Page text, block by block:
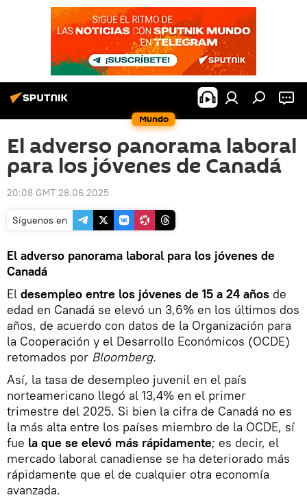
Mundo
El adverso panorama laboral
para los jóvenes de Canadá
20:08 GMT 28.06.2025
Síguenos en
El adverso panorama laboral para los jóvenes de
Canadá
El desempleo entre los jóvenes de 15 a 24 años de
edad en Canadá se elevó un 3,6% en los últimos dos
años, de acuerdo con datos de la Organización para
la Cooperación y el Desarrollo Económicos (OCDE)
retomados por Bloomberg.
Así, la tasa de desempleo juvenil en el país
norteamericano llegó al 13,4% en el primer
trimestre del 2025. Si bien la cifra de Canadá no es
la más alta entre los países miembro de la OCDE, sí
fue la que se elevó más rápidamente; es decir, el
mercado laboral canadiense se ha deteriorado más
rápidamente que el de cualquier otra economía
avanzada.